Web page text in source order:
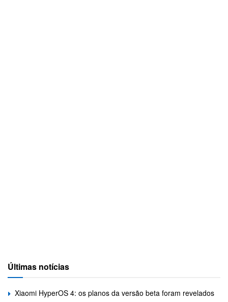
Últimas notícias
Xiaomi HyperOS 4: os planos da versão beta foram revelados